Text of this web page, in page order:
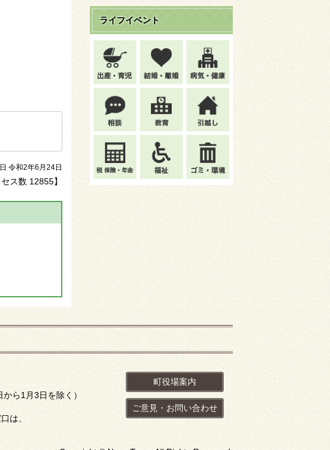
令和2年6月24日
セス数 12855】
ライフイベント
ら1月3日を除く）
は、
町役場案内
ご意見・お問い合わせ